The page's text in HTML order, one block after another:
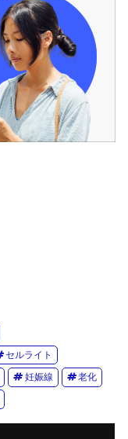
セルライト
妊娠線 老化